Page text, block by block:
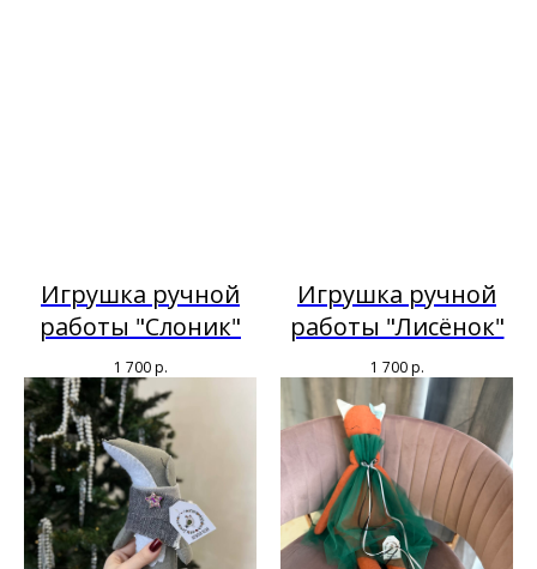
Игрушка ручной
работы "Слоник"
1 700 р.
Игрушка ручной
работы "Лисёнок"
1 700 р.